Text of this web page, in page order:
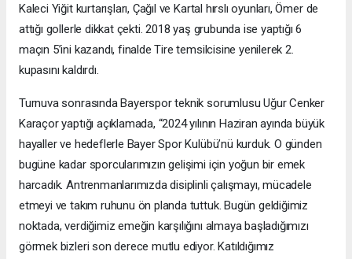
Kaleci Yiğit kurtarışları, Çağıl ve Kartal hırslı oyunları, Ömer de
attığı gollerle dikkat çekti. 2018 yaş grubunda ise yaptığı 6
maçın 5’ini kazandı, finalde Tire temsilcisine yenilerek 2.
kupasını kaldırdı.
Turnuva sonrasında Bayerspor teknik sorumlusu Uğur Cenker
Karaçor yaptığı açıklamada, “2024 yılının Haziran ayında büyük
hayaller ve hedeflerle Bayer Spor Kulübü’nü kurduk. O günden
bugüne kadar sporcularımızın gelişimi için yoğun bir emek
harcadık. Antrenmanlarımızda disiplinli çalışmayı, mücadele
etmeyi ve takım ruhunu ön planda tuttuk. Bugün geldiğimiz
noktada, verdiğimiz emeğin karşılığını almaya başladığımızı
görmek bizleri son derece mutlu ediyor. Katıldığımız